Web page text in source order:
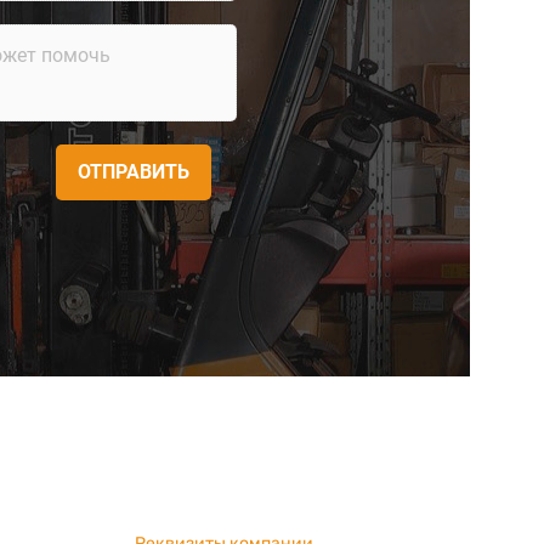
ОТПРАВИТЬ